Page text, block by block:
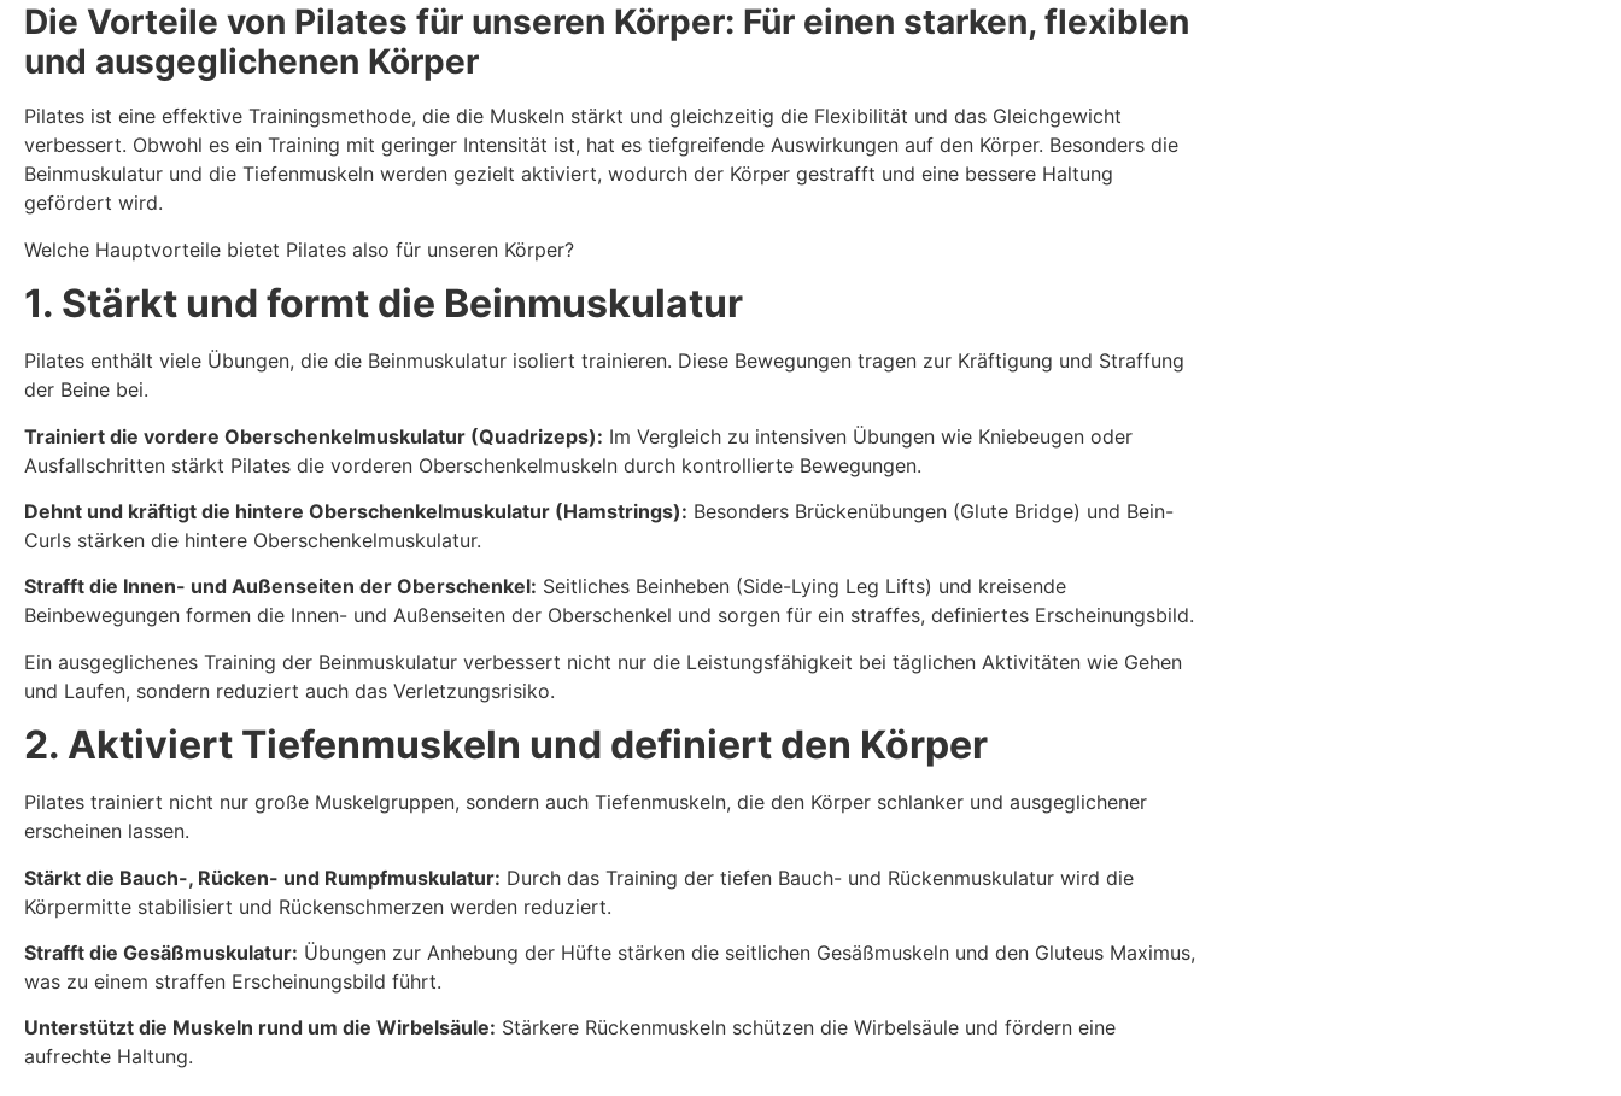
Die Vorteile von Pilates für unseren Körper: Für einen starken, flexiblen
und ausgeglichenen Körper
Pilates ist eine effektive Trainingsmethode, die die Muskeln stärkt und gleichzeitig die Flexibilität und das Gleichgewicht
verbessert. Obwohl es ein Training mit geringer Intensität ist, hat es tiefgreifende Auswirkungen auf den Körper. Besonders die
Beinmuskulatur und die Tiefenmuskeln werden gezielt aktiviert, wodurch der Körper gestrafft und eine bessere Haltung
gefördert wird.
Welche Hauptvorteile bietet Pilates also für unseren Körper?
1. Stärkt und formt die Beinmuskulatur
Pilates enthält viele Übungen, die die Beinmuskulatur isoliert trainieren. Diese Bewegungen tragen zur Kräftigung und Straffung
der Beine bei.
Trainiert die vordere Oberschenkelmuskulatur (Quadrizeps): Im Vergleich zu intensiven Übungen wie Kniebeugen oder
Ausfallschritten stärkt Pilates die vorderen Oberschenkelmuskeln durch kontrollierte Bewegungen.
Dehnt und kräftigt die hintere Oberschenkelmuskulatur (Hamstrings): Besonders Brückenübungen (Glute Bridge) und Bein-
Curls stärken die hintere Oberschenkelmuskulatur.
Strafft die Innen- und Außenseiten der Oberschenkel: Seitliches Beinheben (Side-Lying Leg Lifts) und kreisende
Beinbewegungen formen die Innen- und Außenseiten der Oberschenkel und sorgen für ein straffes, definiertes Erscheinungsbild.
Ein ausgeglichenes Training der Beinmuskulatur verbessert nicht nur die Leistungsfähigkeit bei täglichen Aktivitäten wie Gehen
und Laufen, sondern reduziert auch das Verletzungsrisiko.
2. Aktiviert Tiefenmuskeln und definiert den Körper
Pilates trainiert nicht nur große Muskelgruppen, sondern auch Tiefenmuskeln, die den Körper schlanker und ausgeglichener
erscheinen lassen.
Stärkt die Bauch-, Rücken- und Rumpfmuskulatur: Durch das Training der tiefen Bauch- und Rückenmuskulatur wird die
Körpermitte stabilisiert und Rückenschmerzen werden reduziert.
Strafft die Gesäßmuskulatur: Übungen zur Anhebung der Hüfte stärken die seitlichen Gesäßmuskeln und den Gluteus Maximus,
was zu einem straffen Erscheinungsbild führt.
Unterstützt die Muskeln rund um die Wirbelsäule: Stärkere Rückenmuskeln schützen die Wirbelsäule und fördern eine
aufrechte Haltung.